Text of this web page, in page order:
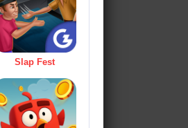
Slap Fest